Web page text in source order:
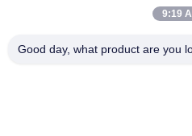
पता
9:19
Good day, what product are you